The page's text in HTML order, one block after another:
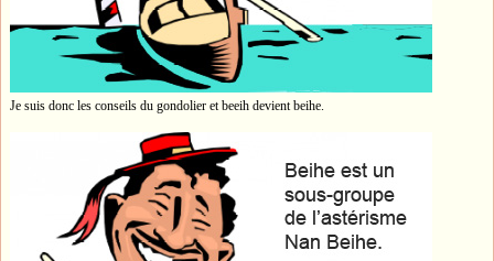
Je suis donc les conseils du gondolier et beeih devient beihe.